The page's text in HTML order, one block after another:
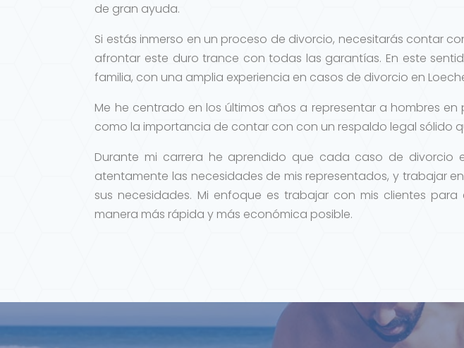
de gran ayuda.
Si estás inmerso en un proceso de divorcio, necesitarás contar
afrontar este duro trance con todas las garantías. En este
familia, con una amplia experiencia en casos de divorcio en
Me he centrado en los últimos años a representar a hombres
como la importancia de contar con con un respaldo legal sólido
Durante mi carrera he aprendido que cada caso de
atentamente las necesidades de mis representados, y trabajar
sus necesidades. Mi enfoque es trabajar con mis clientes
manera más rápida y más económica posible.